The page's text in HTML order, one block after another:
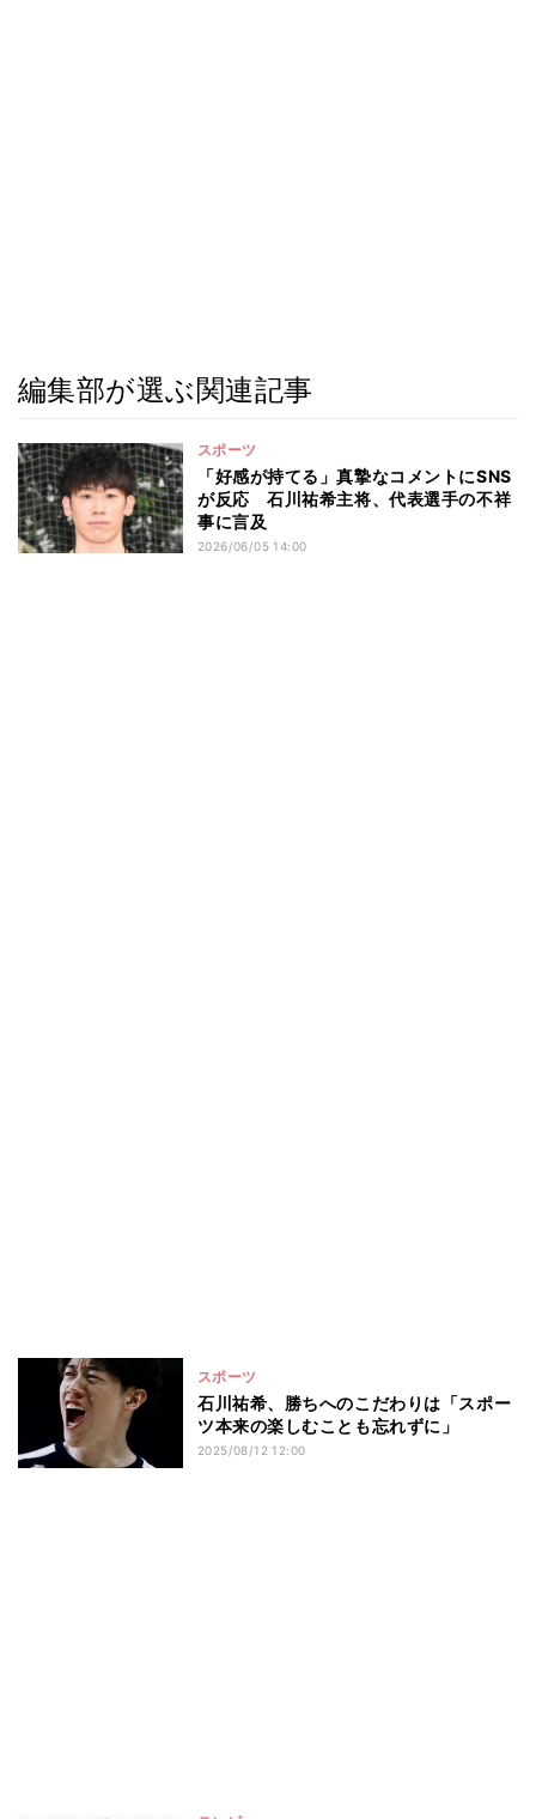
編集部が選ぶ関連記事
スポーツ
「好感が持てる」真摯なコメントにSNS
が反応 石川祐希主将、代表選手の不祥
事に言及
2026/06/05 14:00
スポーツ
石川祐希、勝ちへのこだわりは「スポー
ツ本来の楽しむことも忘れずに」
2025/08/12 12:00